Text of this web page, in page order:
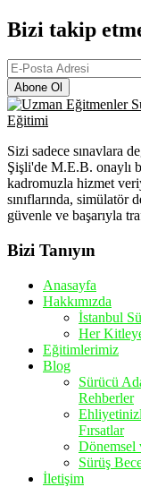
Bizi takip
Abone Ol
Sizi sadece sınavlara
Şişli'de M.E.B. onaylı
kadromuzla hizmet
sınıflarında, simülatör
güvenle ve başarıyla
Bizi Tanıyın
Anasayfa
Hakkımızda
İstanbul
Her
Eğitimlerimiz
Blog
Sürücü
Rehberler
Fırsatlar
Dönemsel
Sürüş
İletişim